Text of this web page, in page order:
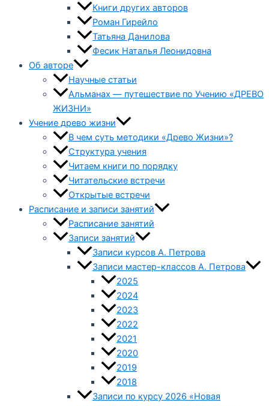
Книги других авторов
Роман Гирейло
Татьяна Данилова
Фесик Наталья Леонидовна
Об авторе
Научные статьи
Альманах — путешествие по Учению «ДРЕВО
ЖИЗНИ»
Учение древо жизни
В чем суть методики «Древо Жизни»?
Структура учения
Читаем книги по порядку
Читательские встречи
Открытые встречи
Расписание и записи занятий
Расписание занятий
Записи занятий
Записи курсов А. Петрова
Записи мастер-классов А. Петрова
2025
2024
2023
2022
2021
2020
2019
2018
Записи по курсу 2026 «Новая